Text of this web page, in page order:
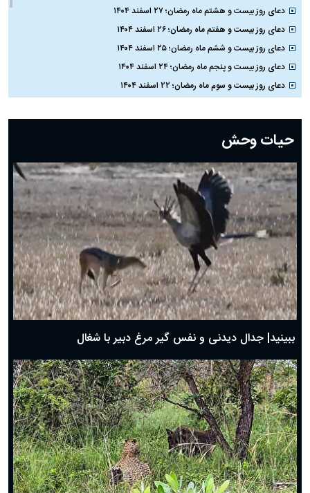
دعای روز بیست و هشتم ماه رمضان؛ ۲۷ اسفند ۱۴۰۴
دعای روز بیست و هفتم ماه رمضان؛ ۲۶ اسفند ۱۴۰۴
دعای روز بیست و ششم ماه رمضان؛ ۲۵ اسفند ۱۴۰۴
دعای روز بیست و پنجم ماه رمضان؛ ۲۴ اسفند ۱۴۰۴
دعای روز بیست و سوم ماه رمضان؛ ۲۲ اسفند ۱۴۰۴
دعای روز بیستم ماه رمضان؛ ۱۹ اسفند ۱۴۰۴
دعای روز هشتم ماه مبارک رمضان؛ ۷ اسفند ماه ۱۴۰۴
دعای روز هفتم ماه رمضان؛ ۶ اسفند ۱۴۰۴
دعای روز ششم ماه رمضان؛ ۵ اسفند ۱۴۰۴
دعای روز پنجم ماه رمضان؛ ۴ اسفند ۱۴۰۴
دعای روز چهارم ماه مبارک رمضان؛ ۳ اسفند ۱۴۰۴
دعای روز سوم ماه مبارک رمضان؛ ۱۴ اسفند ۱۴۰۴
دعای روز دوم ماه مبارک رمضان ۱ اسفند ماه ۱۴۰۴
دعای روز اول ماه مبارک رمضان، ۳۰ بهمن ۱۴۰۴
حضرت زینب(س) چگونه از دنیا رفت؟
بهترین پیامک تبریک روز پدر ۱۴۰۴؛ جملات زیبا و صمیمانه
حیات وحش
ببینید| جدال دیدنی و نفس گیر مرغ دبیر با شغال